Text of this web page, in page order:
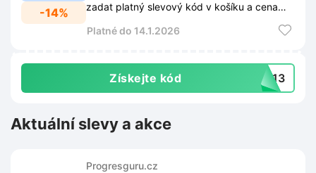
-14%
zadat platný slevový kód v košíku a cena
Platné do 14.1.2026
Získejte kód NB13
Aktuální slevy a akce
Progresguru.cz